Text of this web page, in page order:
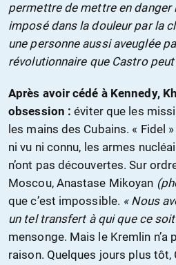
permettre de mettre en danger
imposé dans la douleur par la
une personne aussi aveuglée
révolutionnaire que Castro
Après avoir cédé à Kennedy,
obsession : éviter que les
les mains des Cubains. « Fidel
ni vu ni connu, les armes
n’ont pas découvertes. Sur
Moscou, Anastase Mikoyan
que c’est impossible. « Nous
un tel transfert à qui que ce soit
mensonge. Mais le Kremlin n’a
raison. Quelques jours plus tôt,